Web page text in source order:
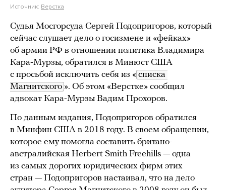
Источник: Верстка
Судья Мосгорсуда Сергей Подопригоров, который
сейчас слушает дело о госизмене и «фейках»
об армии РФ в отношении политика Владимира
Кара-Мурзы, обратился в Минюст США
с просьбой исключить себя из « списка
Магнитского ». Об этом «Верстке» сообщил
адвокат Кара-Мурзы Вадим Прохоров.
По данным издания, Подопригоров обратился
в Минфин США в 2018 году. В своем обращении,
которое ему помогла составить британо-
австралийская Herbert Smith Free­hills — одна
из самых дорогих юридических фирм этих
стран — Подопригоров настаивал, что на дело